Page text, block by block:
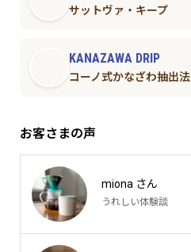
サットヴァ・キープ
KANAZAWA DRIP
コーノ式かなざわ抽出法
お客さまの声
miona さん
うれしい体験談